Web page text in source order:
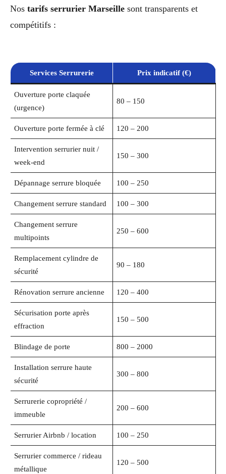
Nos tarifs serrurier Marseille sont transparents et
compétitifs :
Services Serrurerie Prix indicatif (€)
Ouverture porte claquée
(urgence)
80 – 150
Ouverture porte fermée à clé 120 – 200
Intervention serrurier nuit /
week-end
150 – 300
Dépannage serrure bloquée 100 – 250
Changement serrure standard 100 – 300
Changement serrure
multipoints
250 – 600
Remplacement cylindre de
sécurité
90 – 180
Rénovation serrure ancienne 120 – 400
Sécurisation porte après
effraction
150 – 500
Blindage de porte 800 – 2000
Installation serrure haute
sécurité
300 – 800
Serrurerie copropriété /
immeuble
200 – 600
Serrurier Airbnb / location 100 – 250
Serrurier commerce / rideau
métallique
120 – 500